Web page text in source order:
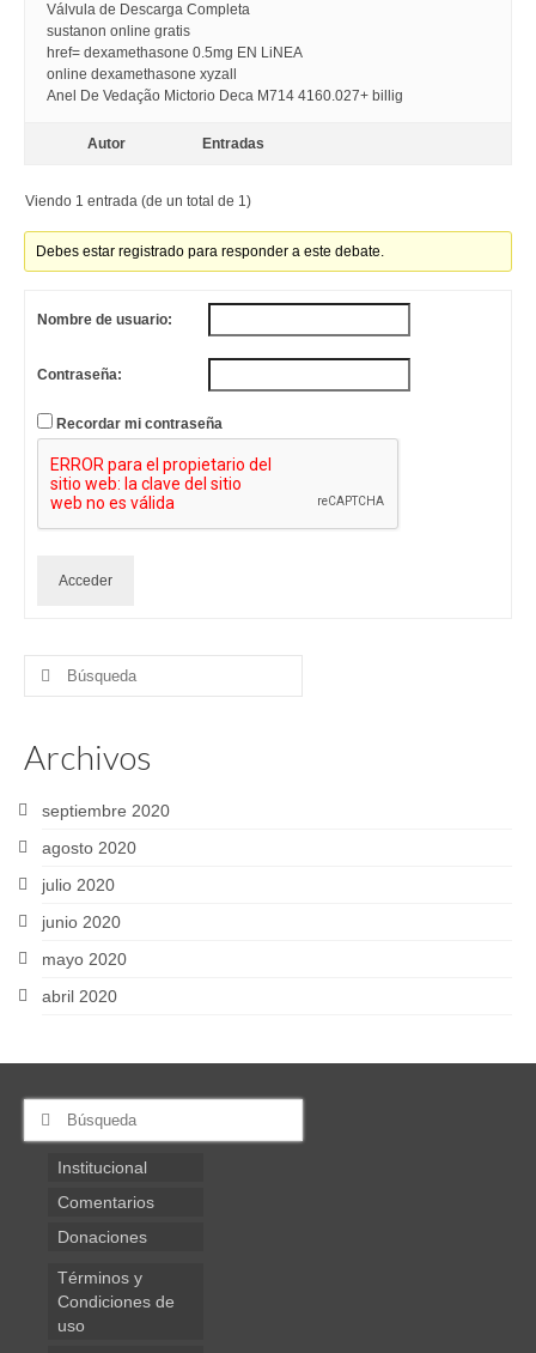
Válvula de Descarga Completa
sustanon online gratis
href= dexamethasone 0.5mg EN LiNEA
online dexamethasone xyzall
Anel De Vedação Mictorio Deca M714 4160.027+ billig
Autor Entradas
Viendo 1 entrada (de un total de 1)
Debes estar registrado para responder a este debate.
Nombre de usuario:
Contraseña:
Recordar mi contraseña
Acceder
Buscar
Archivos
septiembre 2020
agosto 2020
julio 2020
junio 2020
mayo 2020
abril 2020
Buscar
Institucional
Comentarios
Donaciones
Términos y
Condiciones de
uso